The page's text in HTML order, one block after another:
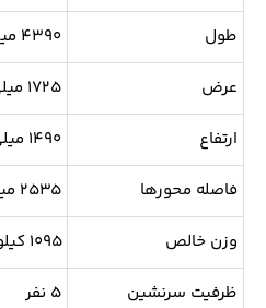
۴۳۹۰ میلی‌متر طول
۱۷۲۵ میلی‌متر عرض
۱۴۹۰ میلی‌متر ارتفاع
۲۵۳۵ میلی‌متر فاصله محورها
۱۰۹۵ کیلوگرم وزن خالص
۵ نفر ظرفیت سرنشین